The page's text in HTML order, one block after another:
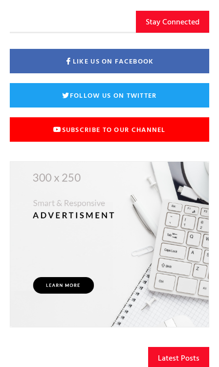
Stay Connected
LIKE US ON FACEBOOK
FOLLOW US ON TWITTER
SUBSCRIBE TO OUR CHANNEL
Latest Posts